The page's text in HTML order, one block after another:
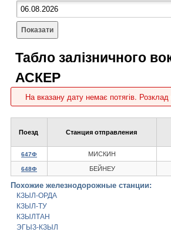
Показати
Табло залізничного
АСКЕР
На вказану дату немає потягів.
Поезд Станция отправления
647Ф МИСКИН
648Ф БЕЙНЕУ
Похожие железнодорожные станции:
КЗЫЛ-ОРДА
КЗЫЛ-ТУ
КЗЫЛТАН
ЭГЫЗ-КЗЫЛ